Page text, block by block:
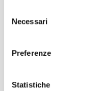
delNecessari
Preferenze
Statistiche